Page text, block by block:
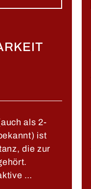
als 2-
ist
die zur
…